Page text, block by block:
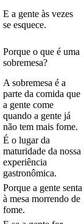
E a gente às vezes
se esquece.
Porque o que é uma
sobremesa?
A sobremesa é a
parte da comida que
a gente come
quando a gente já
não tem mais fome.
É o lugar da
maturidade da nossa
experiência
gastronômica.
Porque a gente senta
à mesa morrendo de
fome.